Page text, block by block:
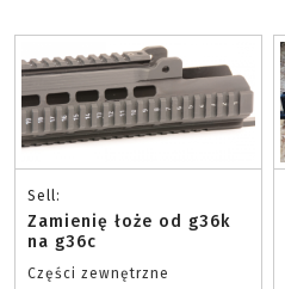
Sell:
Zamienię łoże od g36k
na g36c
Części zewnętrzne